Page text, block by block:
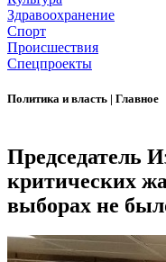
Здравоохранение
Спорт
Происшествия
Спецпроекты
Политика и власть | Главное
Председатель
критических
выборах не